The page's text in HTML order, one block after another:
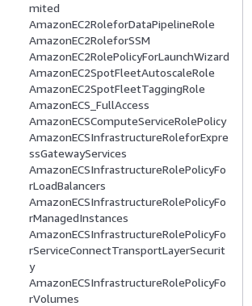
mited
AmazonEC2RoleforDataPipelineRole
AmazonEC2RoleforSSM
AmazonEC2RolePolicyForLaunchWizard
AmazonEC2SpotFleetAutoscaleRole
AmazonEC2SpotFleetTaggingRole
AmazonECS_FullAccess
AmazonECSComputeServiceRolePolicy
AmazonECSInfrastructureRoleforExpre
ssGatewayServices
AmazonECSInfrastructureRolePolicyFo
rLoadBalancers
AmazonECSInfrastructureRolePolicyFo
rManagedInstances
AmazonECSInfrastructureRolePolicyFo
rServiceConnectTransportLayerSecurit
y
AmazonECSInfrastructureRolePolicyFo
rVolumes